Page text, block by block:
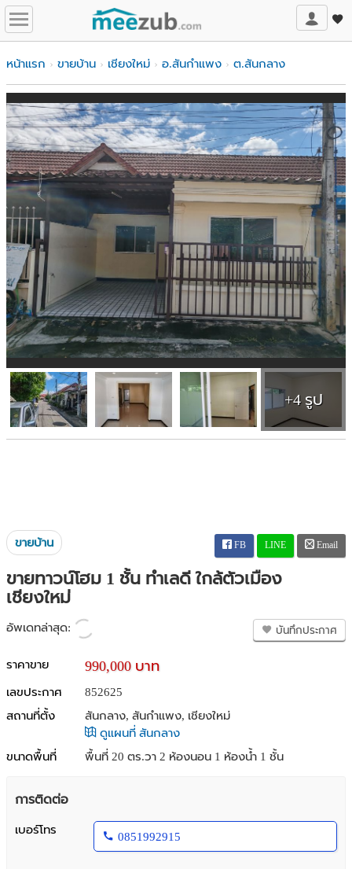
หน้าแรก ขายบ้าน เชียงใหม่ อ.สันกำแพง ต.สันกลาง
+4 รูป
ขายบ้าน FB LINE Email
ขายทาวน์โฮม 1 ชั้น ทำเลดี ใกล้ตัวเมือง
เชียงใหม่
อัพเดทล่าสุด: บันทึกประกาศ
ราคาขาย 990,000 บาท
เลขประกาศ
852625
สถานที่ตั้ง
สันกลาง, สันกำแพง, เชียงใหม่
ดูแผนที่ สันกลาง
ขนาดพื้นที่
พื้นที่ 20 ตร.วา 2 ห้องนอน 1 ห้องน้ำ 1 ชั้น
การติดต่อ
เบอร์โทร
0851992915